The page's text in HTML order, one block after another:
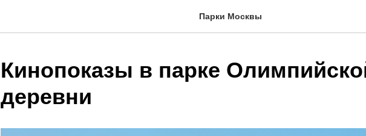
Парки Москвы
Кинопоказы в парке
деревни